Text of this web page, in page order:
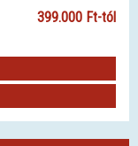
399.000 Ft-tól